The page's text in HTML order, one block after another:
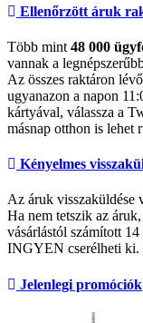
Ellenőrzött áruk
Több mint 48 000
vannak a
Az összes raktáron
ugyanazon a napon
kártyával, válassza a
másnap otthon is lehet
Kényelmes
Az áruk visszaküldése
Ha nem tetszik az
vásárlástól számított
INGYEN cserélheti ki.
Jelenlegi promóciók